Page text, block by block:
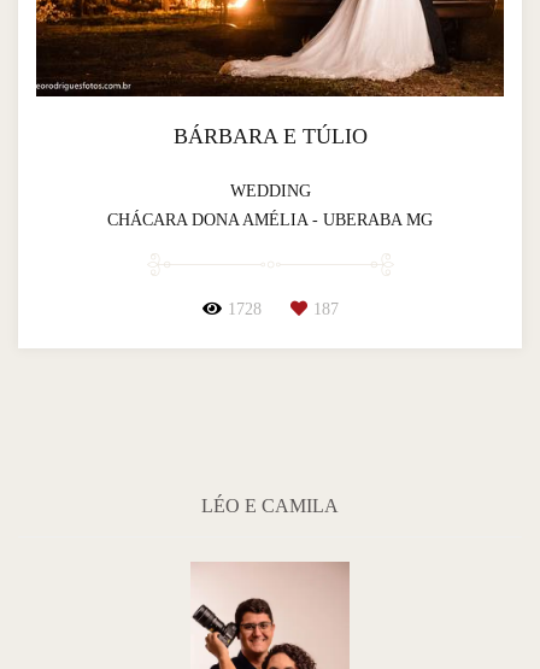
BÁRBARA E TÚLIO
WEDDING
CHÁCARA DONA AMÉLIA - UBERABA MG
1728 187
LÉO E CAMILA